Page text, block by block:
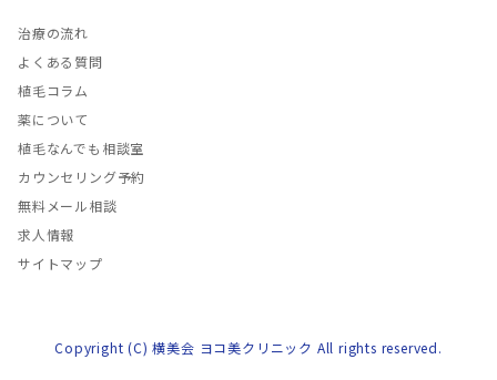
治療の流れ
よくある質問
植毛コラム
薬について
植毛なんでも相談室
カウンセリング予約
無料メール相談
求人情報
サイトマップ
Copyright (C) 横美会 ヨコ美クリニック All rights reserved.